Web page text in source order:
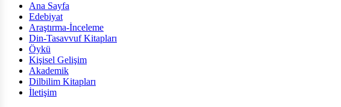
Ana Sayfa
Edebiyat
Araştırma-İnceleme
Din-Tasavvuf Kitapları
Öykü
Kişisel Gelişim
Akademik
Dilbilim Kitapları
İletişim